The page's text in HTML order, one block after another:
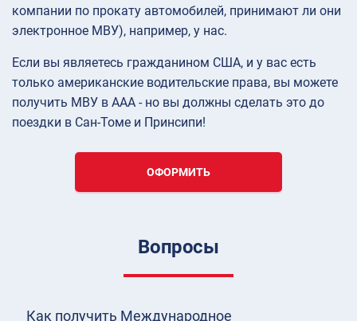
компании по прокату автомобилей, принимают ли они
электронное МВУ), например, у нас.
Если вы являетесь гражданином США, и у вас есть
только американские водительские права, вы можете
получить МВУ в AAA - но вы должны сделать это до
поездки в Сан-Томе и Принсипи!
ОФОРМИТЬ
Вопросы
Как получить Международное